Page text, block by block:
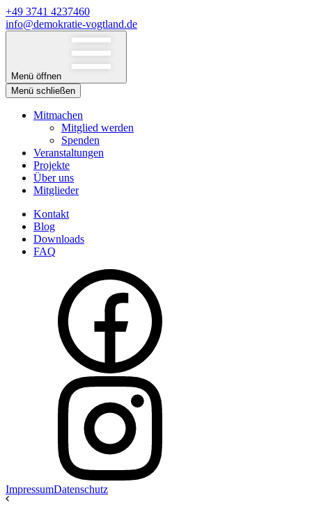
+49 3741 4237460
info@demokratie-vogtland.de
Menü öffnen
Menü schließen
Mitmachen
Mitglied werden
Spenden
Veranstaltungen
Projekte
Über uns
Mitglieder
Kontakt
Blog
Downloads
FAQ
ImpressumDatenschutz